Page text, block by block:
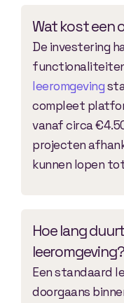
Wat kost een
De investering
leeromgeving
compleet
vanaf circa
projecten
kunnen lopen
Hoe lang
leeromgeving?
Een standaard
doorgaans